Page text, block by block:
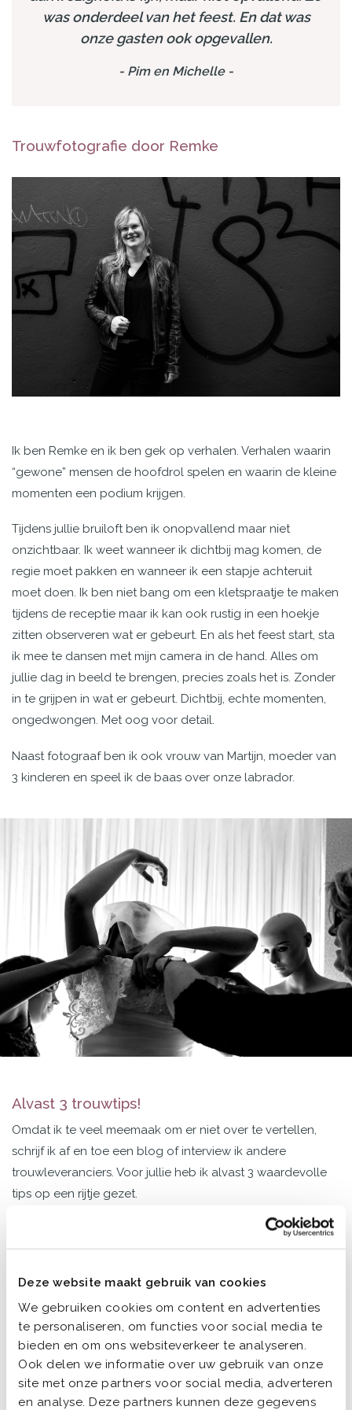
Deze website maakt gebruik van cookies
We gebruiken cookies om content en advertenties
te personaliseren, om functies voor social media te
bieden en om ons websiteverkeer te analyseren.
Ook delen we informatie over uw gebruik van onze
site met onze partners voor social media, adverteren
en analyse. Deze partners kunnen deze gegevens
was onderdeel van het feest. En dat was
onze gasten ook opgevallen.
- Pim en Michelle-
Trouwfotografie door Remke
Ik ben Remke en ik ben gek op verhalen. Verhalen waarin
“gewone” mensen de hoofdrol spelen en waarin de kleine
momenten een podium krijgen.
Tijdens jullie bruiloft ben ik onopvallend maar niet
onzichtbaar. Ik weet wanneer ik dichtbij mag komen, de
regie moet pakken en wanneer ik een stapje achteruit
moet doen. Ik ben niet bang om een kletspraatje te maken
tijdens de receptie maar ik kan ook rustig in een hoekje
zitten observeren wat er gebeurt. En als het feest start, sta
ik mee te dansen met mijn camera in de hand. Alles om
jullie dag in beeld te brengen, precies zoals het is. Zonder
in te grijpen in wat er gebeurt. Dichtbij, echte momenten,
ongedwongen. Met oog voor detail.
Naast fotograaf ben ik ook vrouw van Martijn, moeder van
3 kinderen en speel ik de baas over onze labrador.
Alvast 3 trouwtips!
Omdat ik te veel meemaak om er niet over te vertellen,
schrijf ik af en toe een blog of interview ik andere
trouwleveranciers. Voor jullie heb ik alvast 3 waardevolle
tips op een rijtje gezet.
zeggen (wist je dat je geen nee mag zeggen, ook niet
voor de grap?!), jullie handtekeningen zetten en 2
getuigen meenemen die hun handtekening zetten. Meer
Maar ik zie het veel. Bruidsparen die beginnen met een